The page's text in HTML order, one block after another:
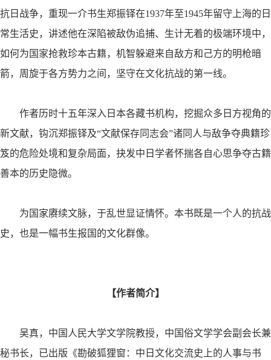
抗日战争，重现一介书生郑振铎在1937年至1945年留守上海的日
常生活史，讲述他在深陷被敌伪追捕、生计无着的极端环境中，
如何为国家抢救珍本古籍，机智躲避来自敌方和己方的明枪暗
箭，周旋于各方势力之间，坚守在文化抗战的第一线。
作者历时十五年深入日本各藏书机构，挖掘众多日方视角的
新文献，钩沉郑振铎及“文献保存同志会”诸同人与敌争夺典籍珍
笈的危险处境和复杂局面，抉发中日学者怀揣各自心思争夺古籍
善本的历史隐微。
为国家赓续文脉，于乱世显证情怀。本书既是一个人的抗战
史，也是一幅书生报国的文化群像。
【作者简介】
吴真，中国人民大学文学院教授，中国俗文学学会副会长兼
秘书长，已出版《勘破狐狸窗：中日文化交流史上的人事与书